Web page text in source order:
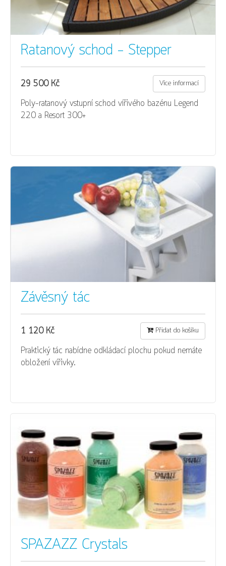
Ratanový schod - Stepper
29 500 Kč Více informací
Poly-ratanový vstupní schod vířivého bazénu Legend
220 a Resort 300+
Závěsný tác
1 120 Kč Přidat do košíku
Praktický tác nabídne odkládací plochu pokud nemáte
obložení vířivky.
SPAZAZZ Crystals